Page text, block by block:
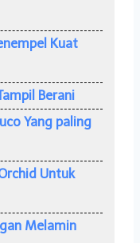
Kuat
Berani
Yang paling
Untuk
Melamin